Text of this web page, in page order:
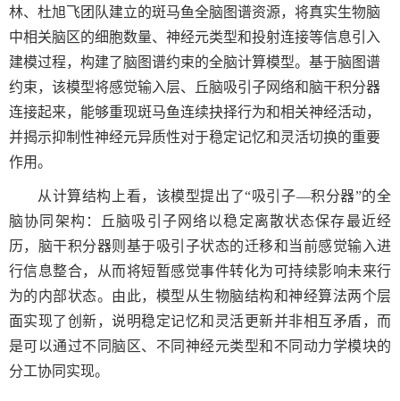
林、杜旭飞团队建立的斑马鱼全脑图谱资源，将真实生物脑
中相关脑区的细胞数量、神经元类型和投射连接等信息引入
建模过程，构建了脑图谱约束的全脑计算模型。基于脑图谱
约束，该模型将感觉输入层、丘脑吸引子网络和脑干积分器
连接起来，能够重现斑马鱼连续抉择行为和相关神经活动，
并揭示抑制性神经元异质性对于稳定记忆和灵活切换的重要
作用。
从计算结构上看，该模型提出了“吸引子—积分器”的全
脑协同架构：丘脑吸引子网络以稳定离散状态保存最近经
历，脑干积分器则基于吸引子状态的迁移和当前感觉输入进
行信息整合，从而将短暂感觉事件转化为可持续影响未来行
为的内部状态。由此，模型从生物脑结构和神经算法两个层
面实现了创新，说明稳定记忆和灵活更新并非相互矛盾，而
是可以通过不同脑区、不同神经元类型和不同动力学模块的
分工协同实现。